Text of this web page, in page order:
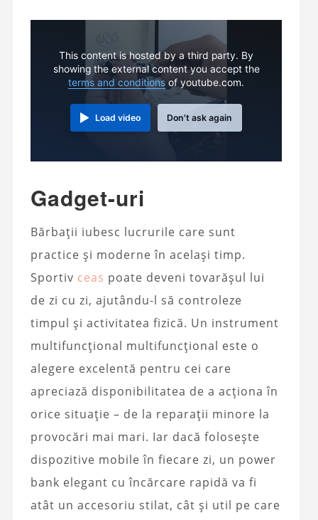
This content is hosted by a third party. By
showing the external content you accept the
terms and conditions of youtube.com.
Load video Don't ask again
Gadget-uri
Bărbații iubesc lucrurile care sunt
practice și moderne în același timp.
Sportiv ceas poate deveni tovarășul lui
de zi cu zi, ajutându-l să controleze
timpul și activitatea fizică. Un instrument
multifuncțional multifuncțional este o
alegere excelentă pentru cei care
apreciază disponibilitatea de a acționa în
orice situație – de la reparații minore la
provocări mai mari. Iar dacă folosește
dispozitive mobile în fiecare zi, un power
bank elegant cu încărcare rapidă va fi
atât un accesoriu stilat, cât și util pe care